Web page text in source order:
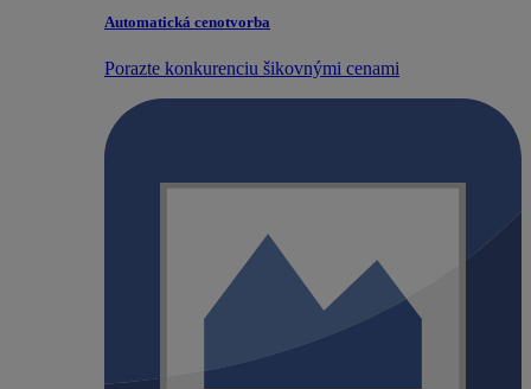
Automatická cenotvorba
Porazte konkurenciu šikovnými cenami